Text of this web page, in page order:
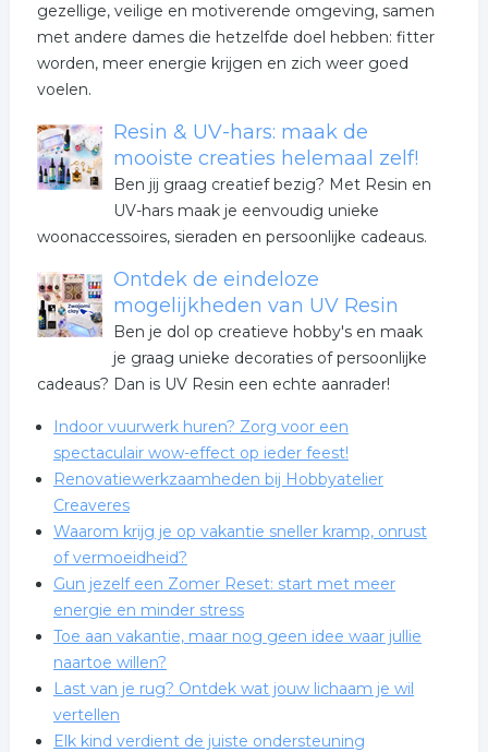
gezellige, veilige en motiverende omgeving, samen
met andere dames die hetzelfde doel hebben: fitter
worden, meer energie krijgen en zich weer goed
voelen.
Resin & UV-hars: maak de
mooiste creaties helemaal zelf!
Ben jij graag creatief bezig? Met Resin en
UV-hars maak je eenvoudig unieke
woonaccessoires, sieraden en persoonlijke cadeaus.
Ontdek de eindeloze
mogelijkheden van UV Resin
Ben je dol op creatieve hobby's en maak
je graag unieke decoraties of persoonlijke
cadeaus? Dan is UV Resin een echte aanrader!
Indoor vuurwerk huren? Zorg voor een
spectaculair wow-effect op ieder feest!
Renovatiewerkzaamheden bij Hobbyatelier
Creaveres
Waarom krijg je op vakantie sneller kramp, onrust
of vermoeidheid?
Gun jezelf een Zomer Reset: start met meer
energie en minder stress
Toe aan vakantie, maar nog geen idee waar jullie
naartoe willen?
Last van je rug? Ontdek wat jouw lichaam je wil
vertellen
Elk kind verdient de juiste ondersteuning